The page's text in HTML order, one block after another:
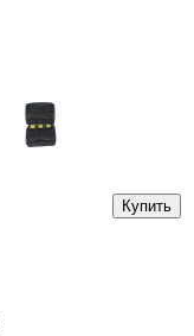
Купить